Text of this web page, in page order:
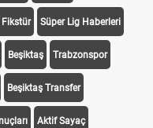
Fikstür Süper Lig Haberleri
Beşiktaş Trabzonspor
Beşiktaş Transfer
Aktif Sayaç